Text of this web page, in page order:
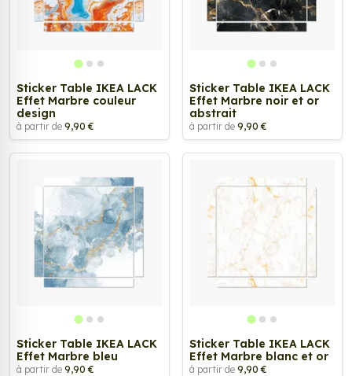
Sticker Table IKEA LACK
Effet Marbre couleur
design
à partir de 9,90 €
Sticker Table IKEA LACK
Effet Marbre noir et or
abstrait
à partir de 9,90 €
Sticker Table IKEA LACK
Effet Marbre bleu
à partir de 9,90 €
Sticker Table IKEA LACK
Effet Marbre blanc et or
à partir de 9,90 €